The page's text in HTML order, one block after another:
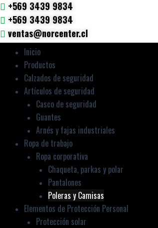
+569 3439 9834
+569 3439 9834
ventas@norcenter.cl
Inicio
Productos
Calzados de seguridad
Artículos de seguridad
Casco de seguridad
Guantes
Arnés y fajas industriales
Ropa de trabajo
Ropa corporativa
Chaqueta, parkas y polar
Pantalones
Poleras y Camisas
Elementos de Protección Personal
Protección solar